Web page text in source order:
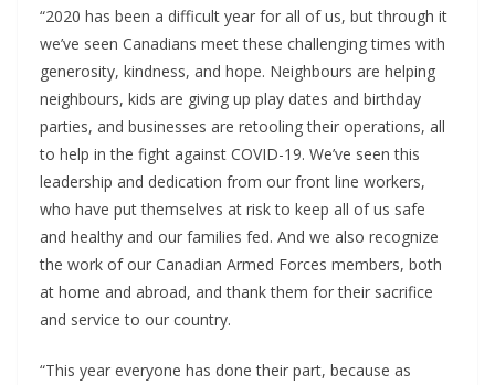
“2020 has been a difficult year for all of us, but through it
we’ve seen Canadians meet these challenging times with
generosity, kindness, and hope. Neighbours are helping
neighbours, kids are giving up play dates and birthday
parties, and businesses are retooling their operations, all
to help in the fight against COVID-19. We’ve seen this
leadership and dedication from our front line workers,
who have put themselves at risk to keep all of us safe
and healthy and our families fed. And we also recognize
the work of our Canadian Armed Forces members, both
at home and abroad, and thank them for their sacrifice
and service to our country.
“This year everyone has done their part, because as